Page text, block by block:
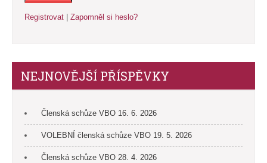
Registrovat Zapomněl si heslo?
NEJNOVĚJŠÍ PŘÍSPĚVKY
Členská schůze VBO 16. 6. 2026
VOLEBNÍ členská schůze VBO 19. 5. 2026
Členská schůze VBO 28. 4. 2026